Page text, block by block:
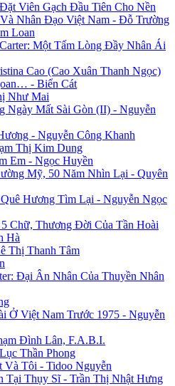
Viên Gạch Đầu Tiên Cho Nền
Nhân Đạo Việt Nam - Đỗ Trường
Loan
Một Tấm Lòng Đầy Nhân Ái
Cao (Cao Xuân Thanh Ngọc)
- Biển Cát
Như Mai
Ngày Mất Sài Gòn (II) - Nguyễn
- Nguyễn Công Khanh
Thị Kim Dung
Em - Ngọc Huyền
Mỹ, 50 Năm Nhìn Lại - Quyên
Hương Tìm Lại - Nguyễn Ngọc
Chữ, Thương Đời Của Tần Hoài
Hà
Thị Thanh Tâm
Đại Ân Nhân Của Thuyền Nhân
Ở Việt Nam Trước 1975 - Nguyễn
Đình Lân, F.A.B.I.
Thần Phong
Tôi - Tidoo Nguyễn
Tại Thụy Sĩ - Trần Thị Nhật Hưng